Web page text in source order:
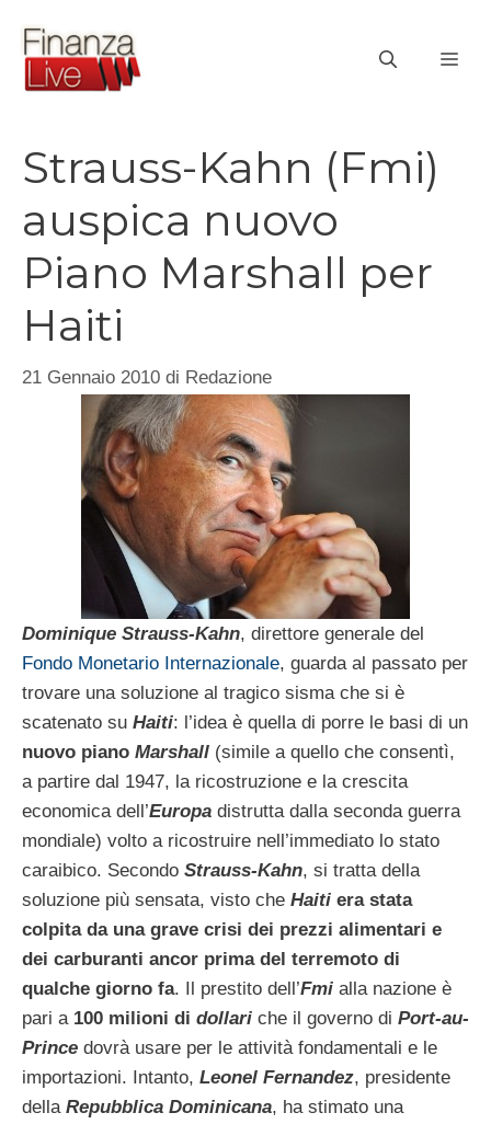
contenuto
Strauss-Kahn (Fmi)
auspica nuovo
Piano Marshall per
Haiti
21 Gennaio 2010 di Redazione
Dominique Strauss-Kahn, direttore generale del
Fondo Monetario Internazionale, guarda al passato per
trovare una soluzione al tragico sisma che si è
scatenato su Haiti: l’idea è quella di porre le basi di un
nuovo piano Marshall (simile a quello che consentì,
a partire dal 1947, la ricostruzione e la crescita
economica dell’Europa distrutta dalla seconda guerra
mondiale) volto a ricostruire nell’immediato lo stato
caraibico. Secondo Strauss-Kahn, si tratta della
soluzione più sensata, visto che Haiti era stata
colpita da una grave crisi dei prezzi alimentari e
dei carburanti ancor prima del terremoto di
qualche giorno fa. Il prestito dell’Fmi alla nazione è
pari a 100 milioni di dollari che il governo di Port-au-
Prince dovrà usare per le attività fondamentali e le
importazioni. Intanto, Leonel Fernandez, presidente
della Repubblica Dominicana, ha stimato una